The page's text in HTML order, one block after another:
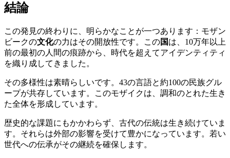
結論
この発見の終わりに、明らかなことが一つあります：モザン
ビークの文化の力はその開放性です。この国は、10万年以上
前の最初の人間の痕跡から、時代を超えてアイデンティティ
を織り成してきました。
その多様性は素晴らしいです。43の言語と約100の民族グル
ープが共存しています。このモザイクは、調和のとれた生き
た全体を形成しています。
歴史的な課題にもかかわらず、古代の伝統は生き続けていま
す。それらは外部の影響を受けて豊かになっています。若い
世代への伝承がその継続を確保します。